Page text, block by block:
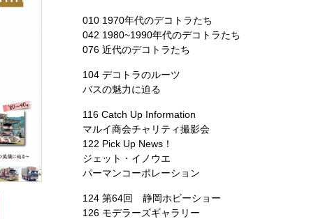
010 1970年代のデコトラたち
042 1980~1990年代のデコトラたち
076 近代のデコトラたち
104 デコトラのルーツ
バスの魅力に迫る
116 Catch Up Information
マルイ商会チャリティ撮影会
122 Pick Up News！
ジェット・イノウエ
パーマンコーポレーション
124 第64回 静岡ホビーショー
126 モデラーズギャラリー